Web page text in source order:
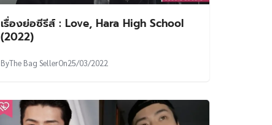
เรื่องย่อซีรีส์ : Love, Hara High School
(2022)
ByThe Bag SellerOn25/03/2022